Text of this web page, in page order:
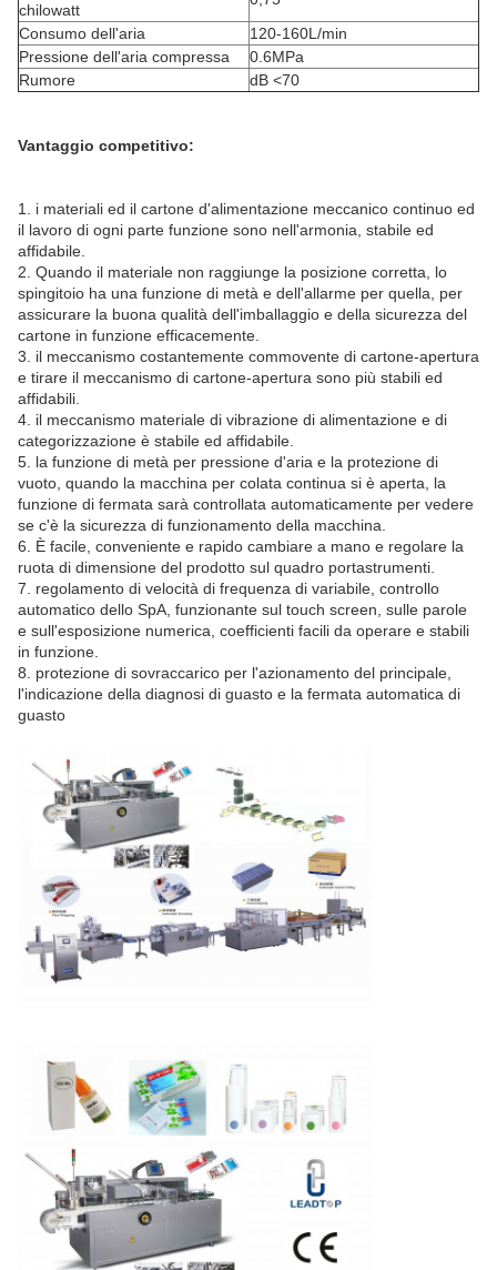
chilowatt
Consumo dell'aria
120-160L/min
Pressione dell'aria compressa
0.6MPa
Rumore
dB <70
Vantaggio competitivo:
1. i materiali ed il cartone d'alimentazione meccanico continuo ed
il lavoro di ogni parte funzione sono nell'armonia, stabile ed
affidabile.
2. Quando il materiale non raggiunge la posizione corretta, lo
spingitoio ha una funzione di metà e dell'allarme per quella, per
assicurare la buona qualità dell'imballaggio e della sicurezza del
cartone in funzione efficacemente.
3. il meccanismo costantemente commovente di cartone-apertura
e tirare il meccanismo di cartone-apertura sono più stabili ed
affidabili.
4. il meccanismo materiale di vibrazione di alimentazione e di
categorizzazione è stabile ed affidabile.
5. la funzione di metà per pressione d'aria e la protezione di
vuoto, quando la macchina per colata continua si è aperta, la
funzione di fermata sarà controllata automaticamente per vedere
se c'è la sicurezza di funzionamento della macchina.
6. È facile, conveniente e rapido cambiare a mano e regolare la
ruota di dimensione del prodotto sul quadro portastrumenti.
7. regolamento di velocità di frequenza di variabile, controllo
automatico dello SpA, funzionante sul touch screen, sulle parole
e sull'esposizione numerica, coefficienti facili da operare e stabili
in funzione.
8. protezione di sovraccarico per l'azionamento del principale,
l'indicazione della diagnosi di guasto e la fermata automatica di
guasto